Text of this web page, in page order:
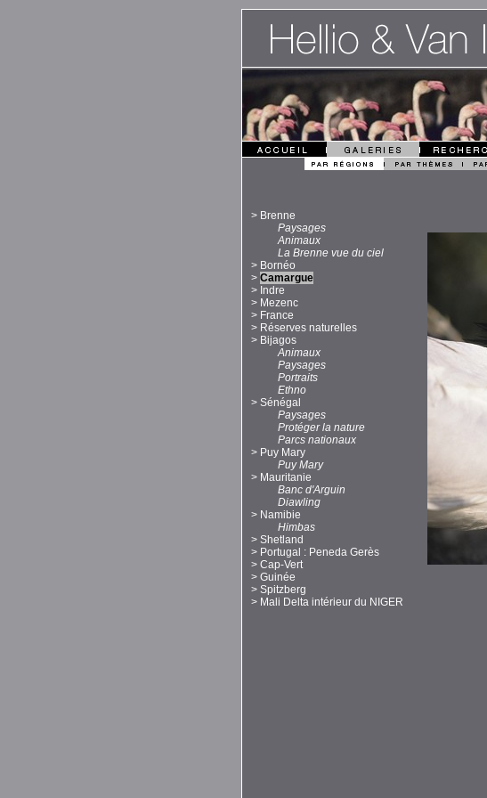
> Brenne
Paysages
Animaux
La Brenne vue du ciel
> Bornéo
> Camargue
> Indre
> Mezenc
> France
> Réserves naturelles
> Bijagos
Animaux
Paysages
Portraits
Ethno
> Sénégal
Paysages
Protéger la nature
Parcs nationaux
> Puy Mary
Puy Mary
> Mauritanie
Banc d'Arguin
Diawling
> Namibie
Himbas
> Shetland
> Portugal : Peneda Gerès
> Cap-Vert
> Guinée
> Spitzberg
> Mali Delta intérieur du NIGER